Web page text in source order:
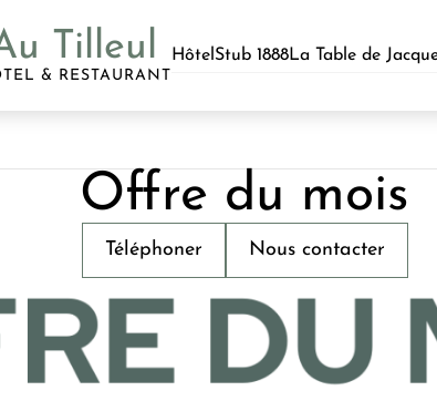
Tilleul
& RESTAURANT
Hôtel Stub 1888La Table de
Offre du mois
Téléphoner Nous contacter